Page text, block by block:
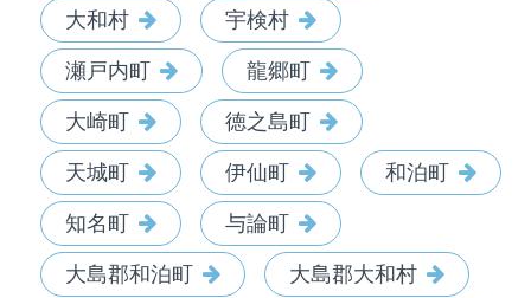
大和村 宇検村
瀬戸内町 龍郷町
大崎町 徳之島町
天城町 伊仙町 和泊町
知名町 与論町
大島郡和泊町 大島郡大和村